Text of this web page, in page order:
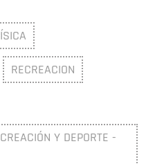
RECREACION
Y DEPORTE -